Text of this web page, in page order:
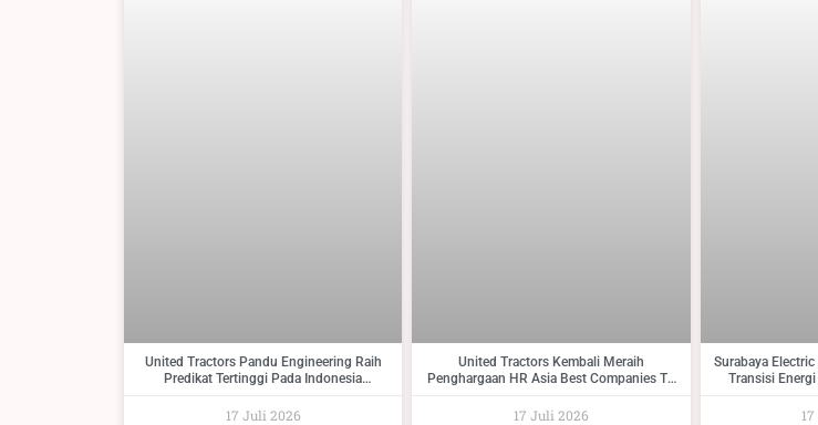
United Tractors Pandu Engineering Raih
Predikat Tertinggi Pada Indonesia
17 Juli 2026
United Tractors Kembali Meraih
Penghargaan HR Asia Best Companies To
17 Juli 2026
Surabaya
Transisi